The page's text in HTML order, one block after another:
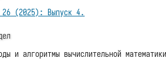
26 (2025): Выпуск 4.
и алгоритмы вычислительной